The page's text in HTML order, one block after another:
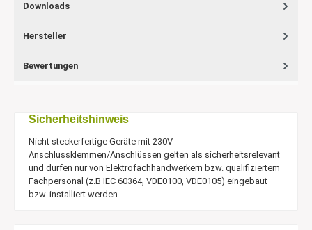
Downloads
Hersteller
Bewertungen
Sicherheitshinweis
Nicht steckerfertige Geräte mit 230V -
Anschlussklemmen/Anschlüssen gelten als sicherheitsrelevant
und dürfen nur von Elektrofachhandwerkern bzw. qualifiziertem
Fachpersonal (z.B IEC 60364, VDE0100, VDE0105) eingebaut
bzw. installiert werden.